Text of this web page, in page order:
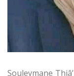
Souleymane